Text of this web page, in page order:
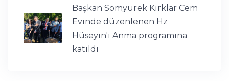
Başkan Somyürek Kırklar Cem
Evinde düzenlenen Hz
Hüseyin'i Anma programına
katıldı